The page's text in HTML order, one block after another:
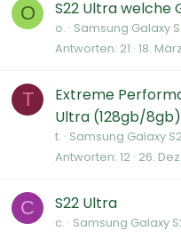
O S22 Ultra welche
o. Samsung Galaxy
Antworten 21 18.
T
Extreme
Ultra (128gb/8gb)
t. Samsung Galaxy
Antworten 12 26.
C S22 Ultra
c. Samsung Galaxy